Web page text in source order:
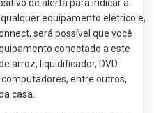
de alerta para indicar a
equipamento elétrico e,
será possível que você
conectado a este
arroz, liquidificador, DVD
entre outros,
casa.